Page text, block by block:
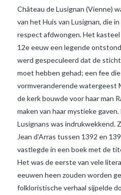
Château de Lusignan (Vienne)
van het Huis van Lusignan, die
respect afdwongen. Het
12e eeuw een legende
werd gespeculeerd dat de
moet hebben gehad; een fee
vormveranderende watergeest
de kerk bouwde voor haar man
maken van haar mystieke
Lusignans was indrukwekkend.
Jean d’Arras tussen 1392 en
vastlegde in een boek met de
Het was de eerste van vele
eeuwen heen zouden worden
folkloristische verhaal sijpelde